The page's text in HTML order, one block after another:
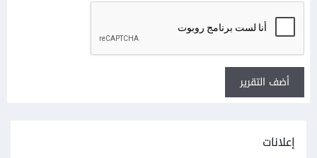
أضف التقرير
إعلانات